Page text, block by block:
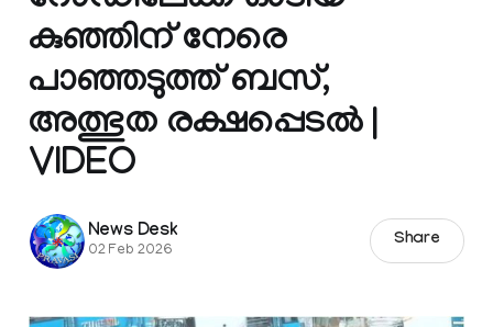
കുഞ്ഞിന് നേരെ
പാഞ്ഞടുത്ത് ബസ്,
അത്ഭുത രക്ഷപ്പെടൽ |
VIDEO
News Desk
02 Feb 2026
Share